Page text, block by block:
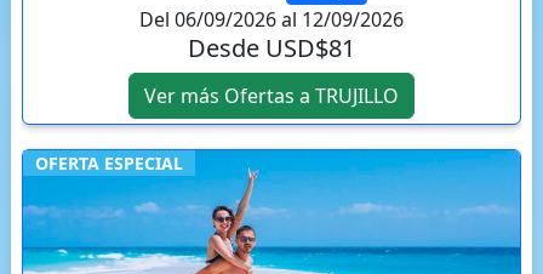
Del 06/09/2026 al 12/09/2026
Desde USD$81
Ver más Ofertas a TRUJILLO
OFERTA ESPECIAL